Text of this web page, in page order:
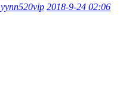
yynn520vip 2018-9-24 02:06